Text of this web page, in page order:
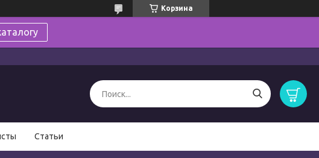
Корзина
Статьи